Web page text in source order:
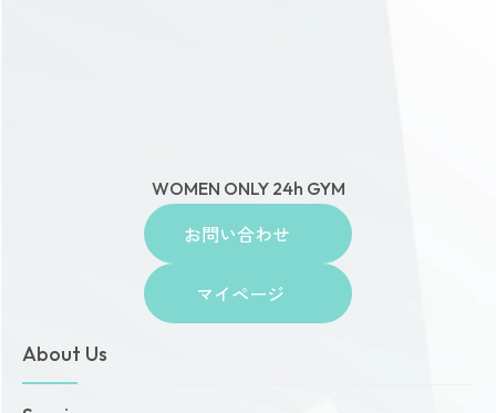
WOMEN ONLY 24h GYM
お問い合わせ
マイページ
About Us